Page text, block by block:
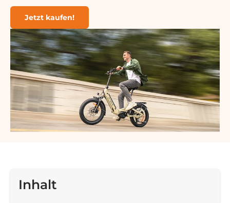
Community
Support
Jetzt kaufen!
Inhalt